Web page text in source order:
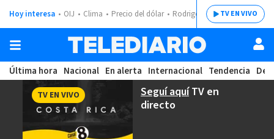
Hoy interesa OIJ Clima Precio del dólar Rodrigo ChavesTV EN VIVO
Última hora Nacional En alerta Internacional Tendencia
Seguí aquíTV en
directo
TV EN VIVO